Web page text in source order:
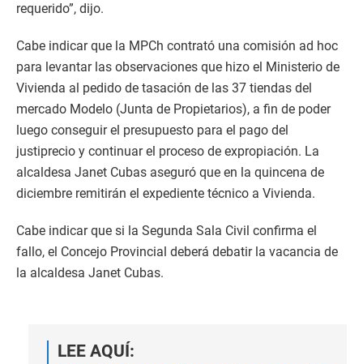
requerido”, dijo.
Cabe indicar que la MPCh contrató una comisión ad hoc
para levantar las observaciones que hizo el Ministerio de
Vivienda al pedido de tasación de las 37 tiendas del
mercado Modelo (Junta de Propietarios), a fin de poder
luego conseguir el presupuesto para el pago del
justiprecio y continuar el proceso de expropiación. La
alcaldesa Janet Cubas aseguró que en la quincena de
diciembre remitirán el expediente técnico a Vivienda.
Cabe indicar que si la Segunda Sala Civil confirma el
fallo, el Concejo Provincial deberá debatir la vacancia de
la alcaldesa Janet Cubas.
LEE AQUÍ: